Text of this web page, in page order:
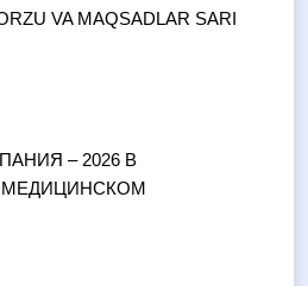
VA MAQSADLAR SARI
– 2026 В
МЕДИЦИНСКОМ